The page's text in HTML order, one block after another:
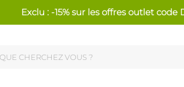
Exclu : -15% sur les offres outlet code